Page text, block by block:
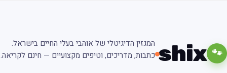
🐾
shix
המגזין הדיגיטלי של אוהבי בעלי החיים בישראל.
כתבות, מדריכים, וטיפים מקצועיים — חינם לקריאה.